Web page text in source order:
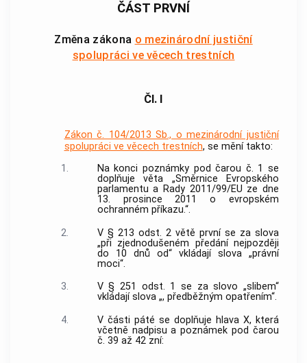
ČÁST PRVNÍ
Změna zákona o mezinárodní justiční
spolupráci ve věcech trestních
Čl. I
Zákon č. 104/2013 Sb., o mezinárodní justiční
spolupráci ve věcech trestních, se mění takto:
1.
Na konci poznámky pod čarou č. 1 se
doplňuje věta „Směrnice Evropského
parlamentu a Rady 2011/99/EU ze dne
13. prosince 2011 o evropském
ochranném příkazu.“.
2.
V § 213 odst. 2 větě první se za slova
„při zjednodušeném předání nejpozději
do 10 dnů od“ vkládají slova „právní
moci“.
3.
V § 251 odst. 1 se za slovo „slibem“
vkládají slova „, předběžným opatřením“.
4.
V části páté se doplňuje hlava X, která
včetně nadpisu a poznámek pod čarou
č. 39 až 42 zní: